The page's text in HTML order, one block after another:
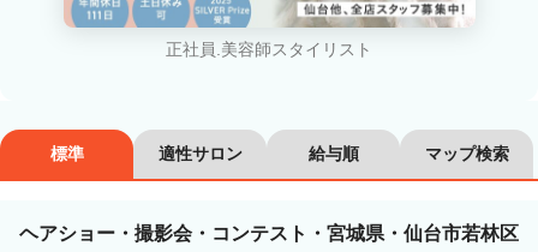
カラーリスト
ネイリスト エステティシャン
講師・インストラクター 営業・販売スタッフ・その他
正社員.美容師スタイリスト
標準 適性サロン 給与順 マップ検索
ヘアショー・撮影会・コンテスト・宮城県・仙台市若林区